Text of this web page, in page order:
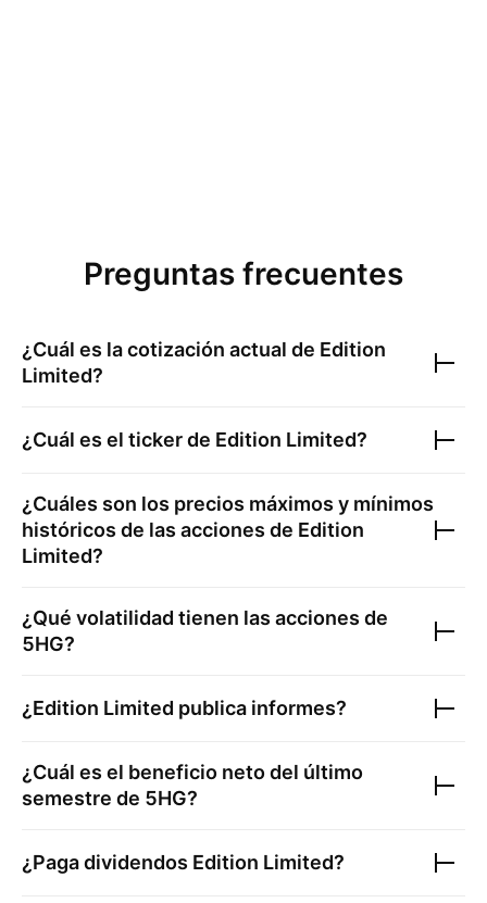
Preguntas frecuentes
¿Cuál es la cotización actual de Edition
Limited?
¿Cuál es el ticker de Edition Limited?
¿Cuáles son los precios máximos y mínimos
históricos de las acciones de Edition
Limited?
¿Qué volatilidad tienen las acciones de
5HG?
¿Edition Limited publica informes?
¿Cuál es el beneficio neto del último
semestre de 5HG?
¿Paga dividendos Edition Limited?